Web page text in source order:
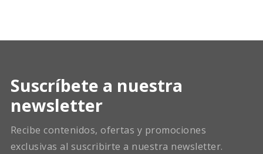
Suscríbete a nuestra
newsletter
Recibe contenidos, ofertas y promociones
exclusivas al suscribirte a nuestra newsletter.